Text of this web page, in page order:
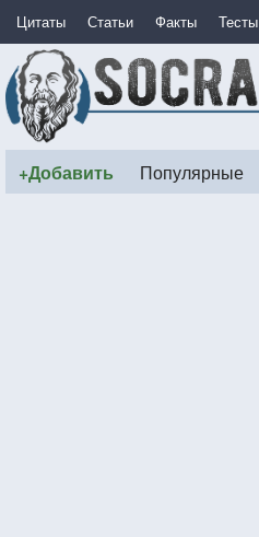
Цитаты Статьи Факты Тесты
+Добавить Популярные